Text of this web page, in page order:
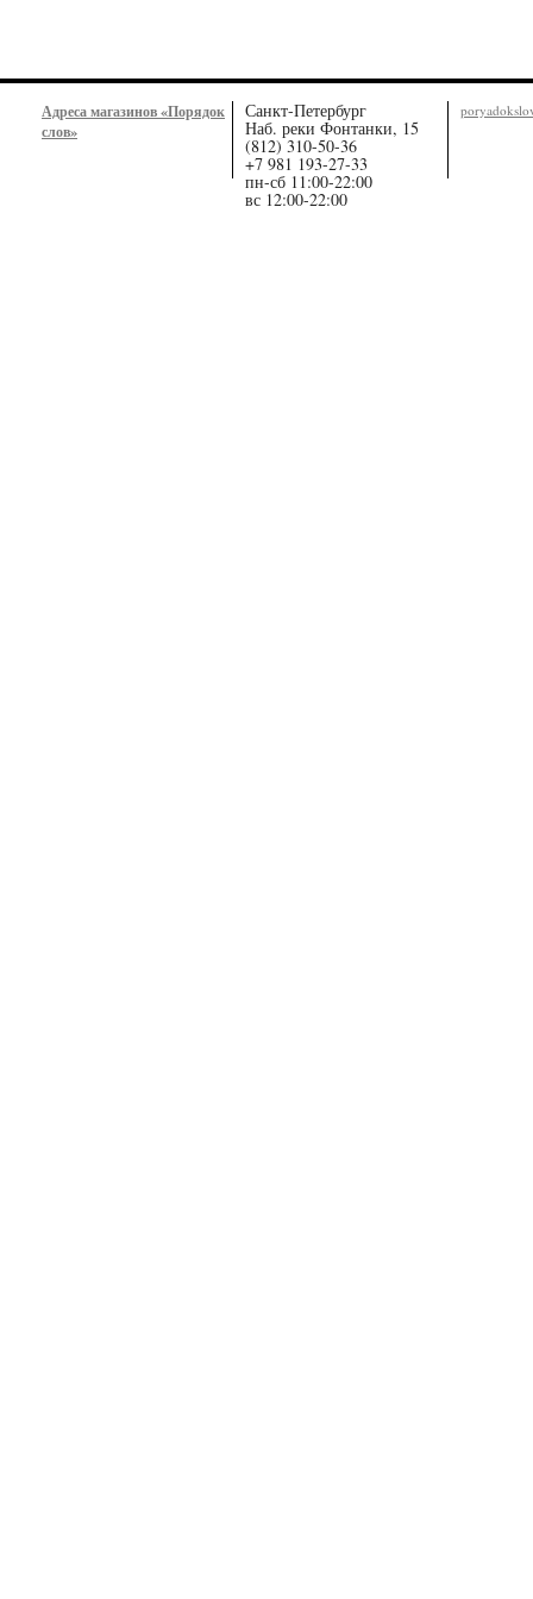
Адреса магазинов «Порядок
слов»
Санкт-Петербург
Наб. реки Фонтанки, 15
(812) 310-50-36
+7 981 193-27-33
пн-сб 11:00-22:00
вс 12:00-22:00